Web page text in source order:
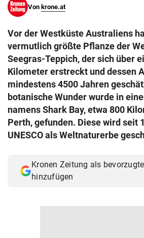
Von krone.at
Vor der Westküste Australiens
vermutlich größte Pflanze der
Seegras-Teppich, der sich über
Kilometer erstreckt und dessen
mindestens 4500 Jahren
botanische Wunder wurde in
namens Shark Bay, etwa 800
Perth, gefunden. Diese wird seit
UNESCO als Weltnaturerbe
Kronen Zeitung als
hinzufügen